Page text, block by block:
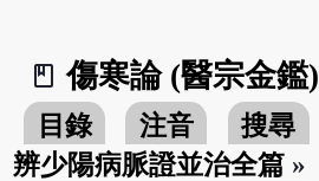
book_2
傷寒論 (醫宗金鑑)
目錄 注音 搜尋
辨少陽病脈證並治全篇 »